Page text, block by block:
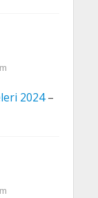
2024–